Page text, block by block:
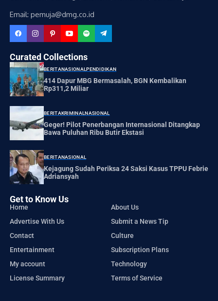
Email: pemuja@dmg.co.id
Curated Collections
BERITANASIONALPENDIDIKAN
414 Dapur MBG Bermasalah, BGN Kembalikan
Rp311,2 Miliar
BERITAKRIMINALNASIONAL
Geger! Pilot Penerbangan Internasional Ditangkap
Bawa Puluhan Ribu Butir Ekstasi
BERITANASIONAL
Kejagung Sudah Periksa 24 Saksi Kasus TPPU Febrie
Adriansyah
Get to Know Us
Home
About Us
Advertise With Us
Submit a News Tip
Contact
Culture
Entertainment
Subscription Plans
My account
Technology
License Summary
Terms of Service